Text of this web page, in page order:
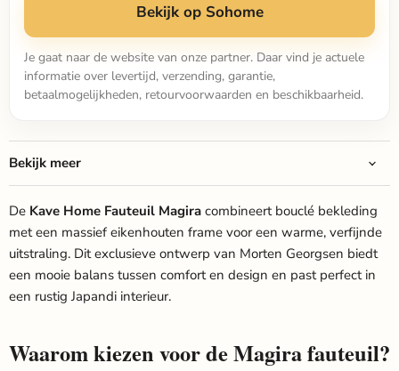
Bekijk op Sohome
Je gaat naar de website van onze partner. Daar vind je actuele
informatie over levertijd, verzending, garantie,
betaalmogelijkheden, retourvoorwaarden en beschikbaarheid.
Bekijk meer
De Kave Home Fauteuil Magira combineert bouclé bekleding
met een massief eikenhouten frame voor een warme, verfijnde
uitstraling. Dit exclusieve ontwerp van Morten Georgsen biedt
een mooie balans tussen comfort en design en past perfect in
een rustig Japandi interieur.
Waarom kiezen voor de Magira fauteuil?